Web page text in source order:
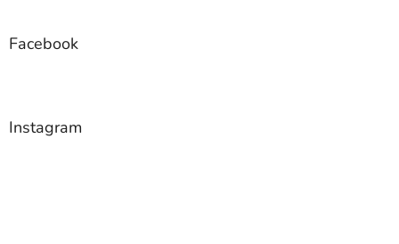
Facebook
Instagram